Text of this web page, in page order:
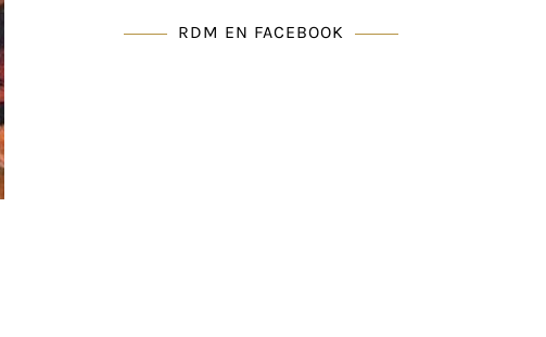
RDM EN FACEBOOK